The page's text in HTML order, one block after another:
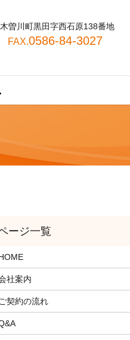
曽川町黒田字西石原138番地
FAX.0586-84-3027
社案内
契約の流れ